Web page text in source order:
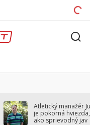
Atletický manažér
je pokorná
ako sprievodný jav